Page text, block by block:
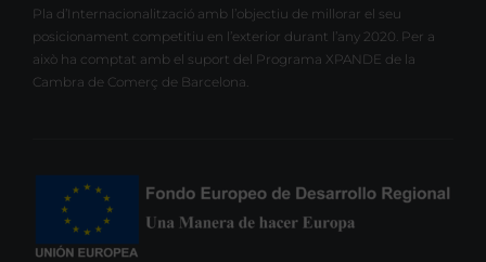
Pla d’Internacionalització amb l’objectiu de millorar el seu
posicionament competitiu en l’exterior durant l’any 2020. Per a
això ha comptat amb el suport del Programa XPANDE de la
Cambra de Comerç de Barcelona.